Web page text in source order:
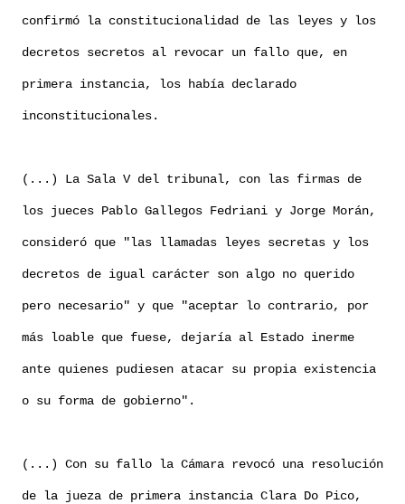
confirmó la constitucionalidad de las leyes y los
decretos secretos al revocar un fallo que, en
primera instancia, los había declarado
inconstitucionales.
(...) La Sala V del tribunal, con las firmas de
los jueces Pablo Gallegos Fedriani y Jorge Morán,
consideró que "las llamadas leyes secretas y los
decretos de igual carácter son algo no querido
pero necesario" y que "aceptar lo contrario, por
más loable que fuese, dejaría al Estado inerme
ante quienes pudiesen atacar su propia existencia
o su forma de gobierno".
(...) Con su fallo la Cámara revocó una resolución
de la jueza de primera instancia Clara Do Pico,